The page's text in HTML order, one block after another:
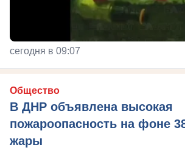
сегодня в 09:07
Общество
В ДНР объявлена высокая
пожароопасность на фоне
жары